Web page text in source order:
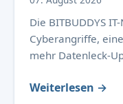
Die BITBUDDYS
Cyberangriffe,
mehr Datenleck-
Weiterlesen →